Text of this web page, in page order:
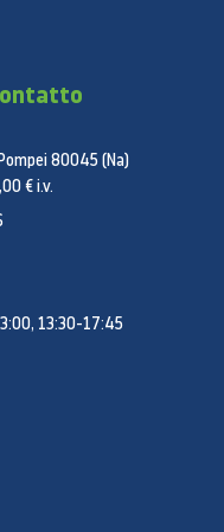
80045 (Na)
€ i.v.
13:30-17:45